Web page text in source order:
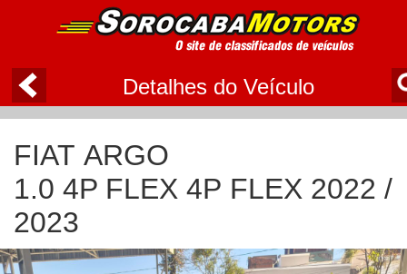
Detalhes do Veículo
FIAT ARGO
1.0 4P FLEX 4P FLEX 2022 /
2023